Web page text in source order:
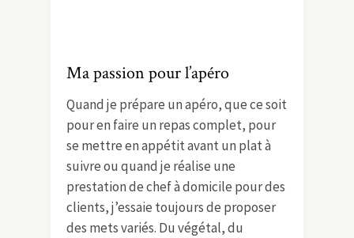
Ma passion pour l’apéro
Quand je prépare un apéro, que ce soit
pour en faire un repas complet, pour
se mettre en appétit avant un plat à
suivre ou quand je réalise une
prestation de chef à domicile pour des
clients, j’essaie toujours de proposer
des mets variés. Du végétal, du